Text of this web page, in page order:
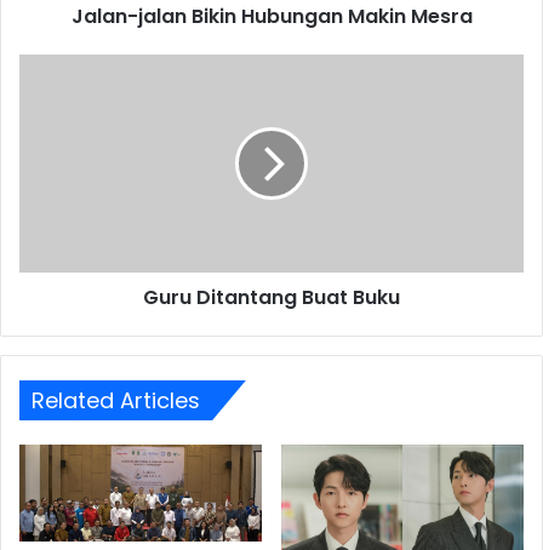
Jalan-jalan Bikin Hubungan Makin Mesra
Guru Ditantang Buat Buku
Related Articles